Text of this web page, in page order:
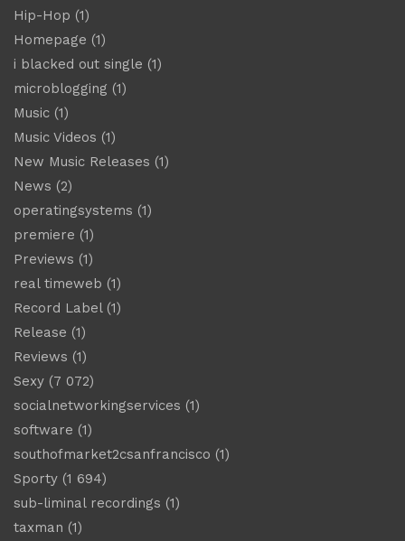
Hip-Hop (1)
Homepage (1)
i blacked out single (1)
microblogging (1)
Music (1)
Music Videos (1)
New Music Releases (1)
News (2)
operatingsystems (1)
premiere (1)
Previews (1)
real timeweb (1)
Record Label(1)
Release (1)
Reviews (1)
Sexy (7 072)
socialnetworkingservices (1)
software (1)
southofmarket2csanfrancisco (1)
Sporty (1 694)
sub-liminal recordings (1)
taxman (1)